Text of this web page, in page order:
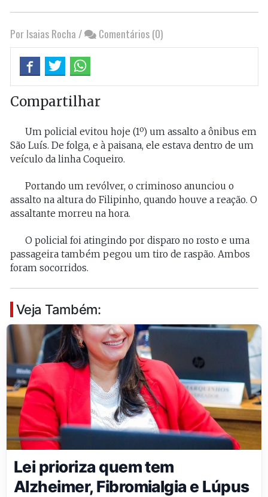
Por Isaias Rocha / Comentários (0)
Compartilhar
Um policial evitou hoje (1º) um assalto a ônibus em
São Luís. De folga, e à paisana, ele estava dentro de um
veículo da linha Coqueiro.
Portando um revólver, o criminoso anunciou o
assalto na altura do Filipinho, quando houve a reação. O
assaltante morreu na hora.
O policial foi atingindo por disparo no rosto e uma
passageira também pegou um tiro de raspão. Ambos
foram socorridos.
Veja Também:
Lei prioriza quem tem
Alzheimer, Fibromialgia e Lúpus